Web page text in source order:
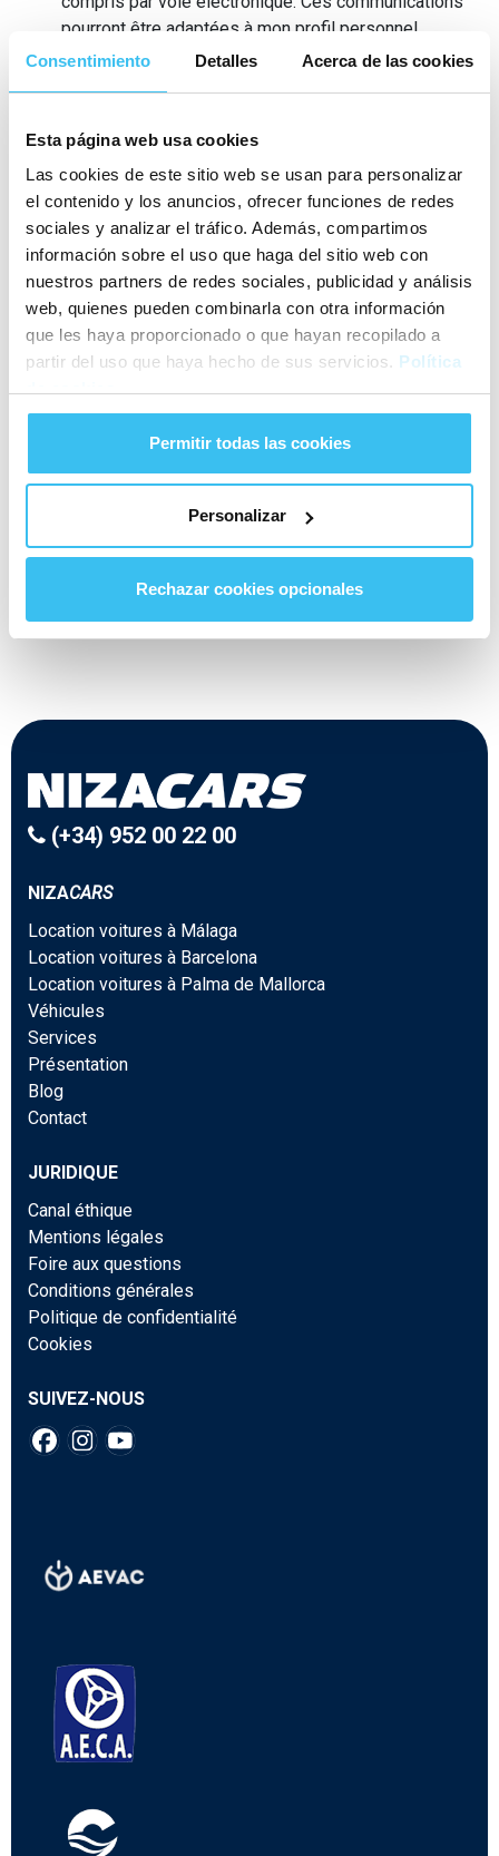
Consentimiento Detalles Acerca de las cookies
Esta página web usa cookies
Las cookies de este sitio web se usan para personalizar
el contenido y los anuncios, ofrecer funciones de redes
sociales y analizar el tráfico. Además, compartimos
información sobre el uso que haga del sitio web con
nuestros partners de redes sociales, publicidad y análisis
web, quienes pueden combinarla con otra información
que les haya proporcionado o que hayan recopilado a
partir del uso que haya hecho de sus servicios. Política
Permitir todas las cookies
Personalizar
Rechazar cookies opcionales
pourront être adaptées à mon profil personnel.
INSCRIPTION
CONNEXCARS, S.L. afin de répondre à vos questions et demandes.
Par ailleurs, et seulement si vous donnez votre consentement, vos
données seront communiquées à Marfina, S.L. afin de pouvoir
entretenir la relation commerciale avec vous, en vous informant sur
les produits et services du Groupe Moventia par tout moyen, y
compris par voie électronique. Ces informations pourront être
adaptées à votre profil personnel. Vous avez le droit de retirer vos
consentements à tout moment, de vous opposer au traitement de
vos données, d'accéder à celles-ci, de les rectifier, de les limiter et
données en adressant un courriel àcustomer@nizacars.com
Vous pouvez consulter des informations supplémentaires et
par CONNEXCARS, S.L.ici. Vous pouvez consulter des informations
supplémentaires et détaillées sur le traitement de vos données
(+34) 952 00 22 00
NIZACARS
Location voitures à Málaga
Location voitures à Barcelona
Location voitures à Palma de Mallorca
Véhicules
Services
Présentation
Blog
Contact
JURIDIQUE
Canal éthique
Mentions légales
Foire aux questions
Conditions générales
Politique de confidentialité
Cookies
SUIVEZ-NOUS